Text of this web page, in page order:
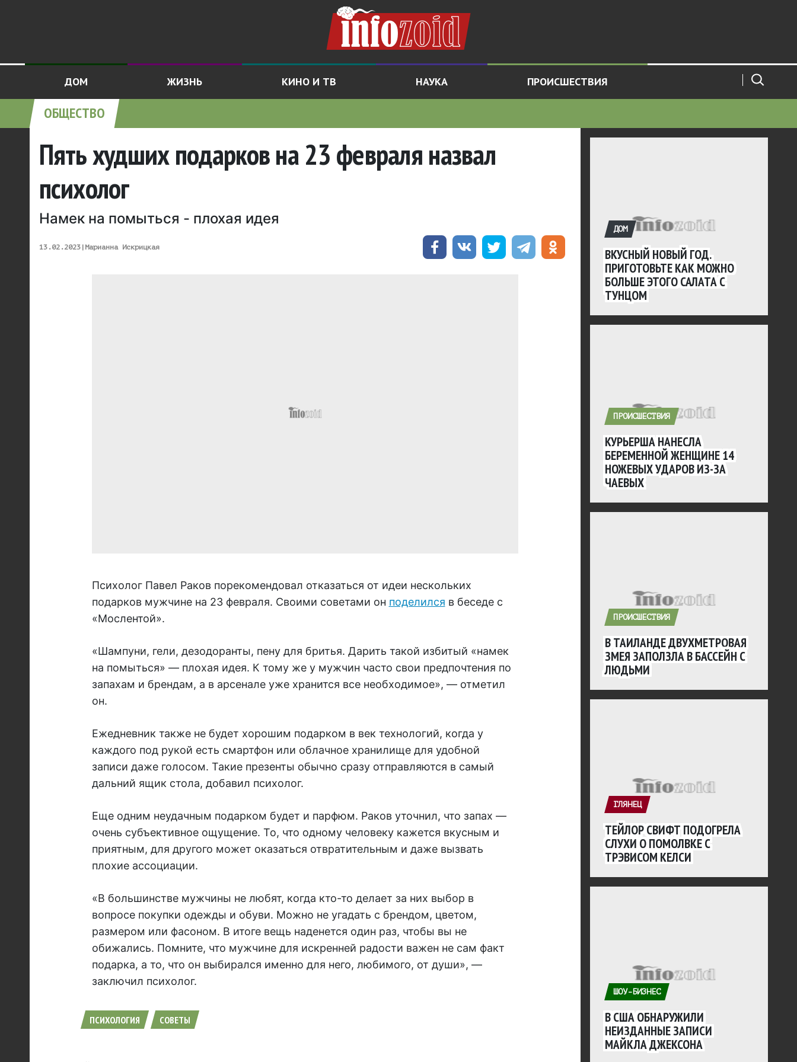
ДОМ ЖИЗНЬ КИНО И ТВ НАУКА ПРОИСШЕСТВИЯ
ОБЩЕСТВО
Пять худших подарков на 23 февраля назвал
психолог
Намек на помыться - плохая идея
13.02.2023| Марианна Искрицкая
Психолог Павел Раков порекомендовал отказаться от идеи нескольких
подарков мужчине на 23 февраля. Своими советами он поделился в беседе с
«Мослентой».
«Шампуни, гели, дезодоранты, пену для бритья. Дарить такой избитый «намек
на помыться» — плохая идея. К тому же у мужчин часто свои предпочтения по
запахам и брендам, а в арсенале уже хранится все необходимое», — отметил
он.
Ежедневник также не будет хорошим подарком в век технологий, когда у
каждого под рукой есть смартфон или облачное хранилище для удобной
записи даже голосом. Такие презенты обычно сразу отправляются в самый
дальний ящик стола, добавил психолог.
Еще одним неудачным подарком будет и парфюм. Раков уточнил, что запах —
очень субъективное ощущение. То, что одному человеку кажется вкусным и
приятным, для другого может оказаться отвратительным и даже вызвать
плохие ассоциации.
«В большинстве мужчины не любят, когда кто-то делает за них выбор в
вопросе покупки одежды и обуви. Можно не угадать с брендом, цветом,
размером или фасоном. В итоге вещь наденется один раз, чтобы вы не
обижались. Помните, что мужчине для искренней радости важен не сам факт
подарка, а то, что он выбирался именно для него, любимого, от души», —
заключил психолог.
ПСИХОЛОГИЯ СОВЕТЫ
ДОМ
ВКУСНЫЙ НОВЫЙ ГОД.
ПРИГОТОВЬТЕ КАК МОЖНО
БОЛЬШЕ ЭТОГО САЛАТА С
ТУНЦОМ
ПРОИСШЕСТВИЯ
КУРЬЕРША НАНЕСЛА
БЕРЕМЕННОЙ ЖЕНЩИНЕ 14
НОЖЕВЫХ УДАРОВ ИЗ-ЗА
ЧАЕВЫХ
ПРОИСШЕСТВИЯ
В ТАИЛАНДЕ ДВУХМЕТРОВАЯ
ЗМЕЯ ЗАПОЛЗЛА В БАССЕЙН С
ЛЮДЬМИ
ГЛЯНЕЦ
ТЕЙЛОР СВИФТ ПОДОГРЕЛА
СЛУХИ О ПОМОЛВКЕ С
ТРЭВИСОМ КЕЛСИ
ШОУ-БИЗНЕС
В США ОБНАРУЖИЛИ
НЕИЗДАННЫЕ ЗАПИСИ
МАЙКЛА ДЖЕКСОНА